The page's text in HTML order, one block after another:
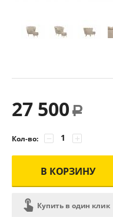
27 500 Р
Кол-во: +
−
В КОРЗИНУ
Купить в один клик